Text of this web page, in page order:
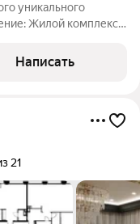
уникального
Жилой комплекс
в корпусе
Написать
21